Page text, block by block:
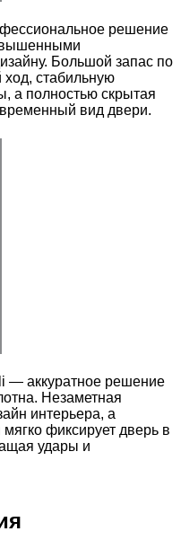
решение
Большой запас по
ход, стабильную
а полностью скрытая
вид двери.
— аккуратное решение
Незаметная
интерьера, а
фиксирует дверь в
удары и